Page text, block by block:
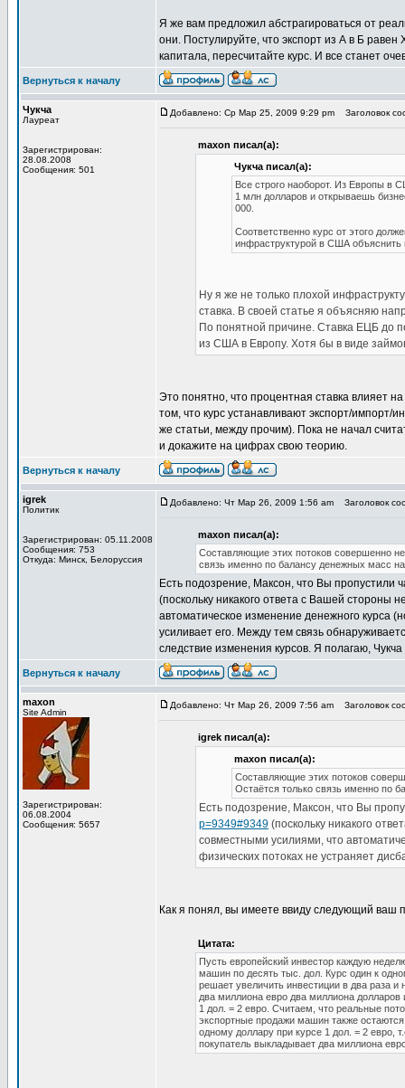
Я же вам предложил абстрагироваться от
они. Постулируйте, что экспорт из А в Б
капитала, пересчитайте курс. И все станет
Вернуться к началу
Чукча
Лауреат
Зарегистрирован:
28.08.2008
Сообщения: 501
Добавлено: Ср Мар 25, 2009 9:29 pm Заголовок
maxon писал(а):
Чукча писал(а):
Все строго наоборот. Из Европы в
1 млн долларов и открываешь
000.
Соответственно курс от этого
инфраструктурой в США объяснить
Ну я же не только плохой
ставка. В своей статье я объясняю
По понятной причине. Ставка ЕЦБ до
из США в Европу. Хотя бы в виде
Это понятно, что процентная ставка влияет
том, что курс устанавливают экспорт/импорт/
же статьи, между прочим). Пока не начал
и докажите на цифрах свою теорию.
Вернуться к началу
igrek
Политик
Зарегистрирован: 05.11.2008
Сообщения: 753
Откуда: Минск, Белоруссия
Добавлено: Чт Мар 26, 2009 1:56 am Заголовок
maxon писал(а):
Составляющие этих потоков совершенно
связь именно по балансу денежных масс
Есть подозрение, Максон, что Вы пропустили
(поскольку никакого ответа с Вашей стороны
автоматическое изменение денежного курса
усиливает его. Между тем связь
следствие изменения курсов. Я полагаю,
Вернуться к началу
maxon
Site Admin
Зарегистрирован:
06.08.2004
Сообщения: 5657
Добавлено: Чт Мар 26, 2009 7:56 am Заголовок
igrek писал(а):
maxon писал(а):
Составляющие этих потоков
Остаётся только связь именно по
Есть подозрение, Максон, что Вы
p=9349#9349 (поскольку никакого
совместными усилиями, что
физических потоках не устраняет
Как я понял, вы имеете ввиду следующий ваш
Цитата:
Пусть европейский инвестор каждую
машин по десять тыс. дол. Курс один к
решает увеличить инвестиции в два раза
два миллиона евро два миллиона долларов
1 дол. = 2 евро. Считаем, что реальные
экспортные продажи машин также
одному доллару при курсе 1 дол. = 2 евро,
покупатель выкладывает два миллиона